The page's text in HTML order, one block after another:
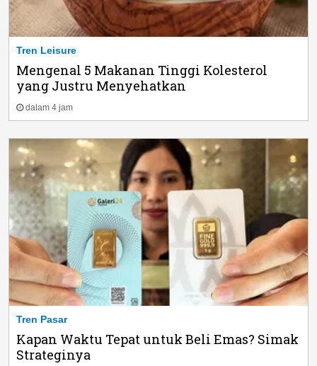
Tren Leisure
Mengenal 5 Makanan Tinggi Kolesterol
yang Justru Menyehatkan
dalam 4 jam
Tren Pasar
Kapan Waktu Tepat untuk Beli Emas? Simak
Strateginya